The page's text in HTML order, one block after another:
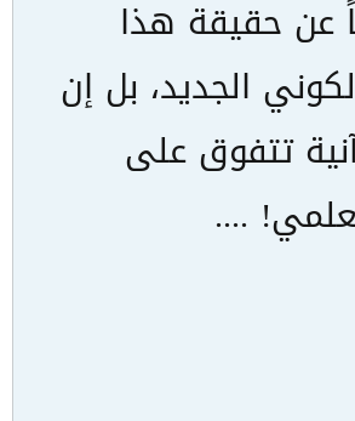
عن حقيقة هذا
الجديد، بل إن
تتفوق على
....